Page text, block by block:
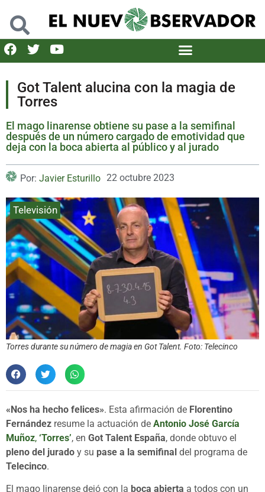
Got Talent alucina con la magia de
Torres
El mago linarense obtiene su pase a la semifinal
después de un número cargado de emotividad que
deja con la boca abierta al público y al jurado
Por: Javier Esturillo 22 octubre 2023
Televisión
Torres durante su número de magia en Got Talent. Foto: Telecinco
«Nos ha hecho felices». Esta afirmación de Florentino
Fernández resume la actuación de Antonio José García
Muñoz, ‘Torres’, en Got Talent España, donde obtuvo el
pleno del jurado y su pase a la semifinal del programa de
Telecinco.
El mago linarense dejó con la boca abierta a todos con un